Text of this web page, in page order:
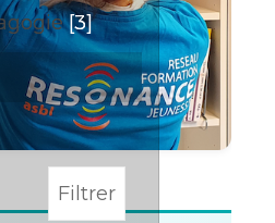
[3]